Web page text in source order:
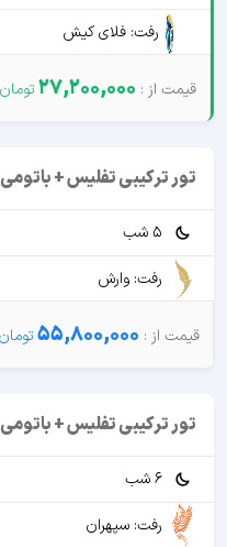
رفت: فلای کیش
27,200,000
تور ترکیبی تفلیس + باتومی 5 شب
5 شب
رفت: وارش
55,800,000
تور ترکیبی تفلیس + باتومی 7 روزه پرواز سپهران
6 شب
رفت: سپهران